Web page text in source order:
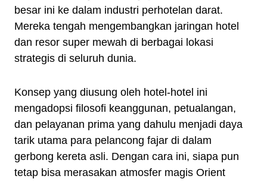
besar ini ke dalam industri perhotelan darat.
Mereka tengah mengembangkan jaringan hotel
dan resor super mewah di berbagai lokasi
strategis di seluruh dunia.
Konsep yang diusung oleh hotel-hotel ini
mengadopsi filosofi keanggunan, petualangan,
dan pelayanan prima yang dahulu menjadi daya
tarik utama para pelancong fajar di dalam
gerbong kereta asli. Dengan cara ini, siapa pun
tetap bisa merasakan atmosfer magis Orient